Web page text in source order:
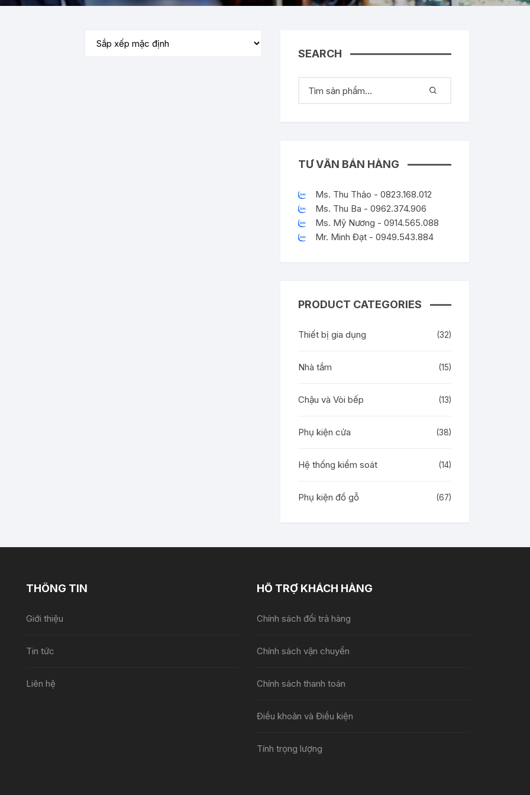
SEARCH
TƯ VẤN BÁN HÀNG
Ms. Thu Thảo - 0823.168.012
Ms. Thu Ba - 0962.374.906
Ms. Mỹ Nương - 0914.565.088
Mr. Minh Đạt - 0949.543.884
PRODUCT CATEGORIES
Thiết bị gia dụng (32)
Nhà tắm (15)
Chậu và Vòi bếp (13)
Phụ kiện cửa (38)
Hệ thống kiểm soát (14)
Phụ kiện đồ gỗ (67)
THÔNG TIN
Giới thiệu
Tin tức
Liên hệ
HỖ TRỢ KHÁCH HÀNG
Chính sách đổi trả hàng
Chính sách vận chuyển
Chính sách thanh toán
Điều khoản và Điều kiện
Tính trọng lượng